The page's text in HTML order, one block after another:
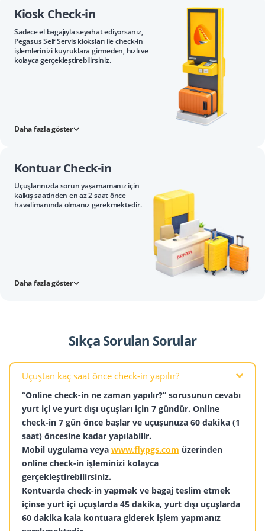
Kiosk Check-in
Sadece el bagajıyla seyahat ediyorsanız,
Pegasus Self Servis kioksları ile check-in
işlemlerinizi kuyruklara girmeden, hızlı ve
kolayca gerçekleştirebilirsiniz.
Daha fazla göster
Kontuar Check-in
Uçuşlarınızda sorun yaşamamanız için
kalkış saatinden en az 2 saat önce
havalimanında olmanız gerekmektedir.
Daha fazla göster
Sıkça Sorulan Sorular
Uçuştan kaç saat önce check-in yapılır?
“Online check-in ne zaman yapılır?” sorusunun cevabı
yurt içi ve yurt dışı uçuşları için 7 gündür. Online
check-in 7 gün önce başlar ve uçuşunuza 60 dakika (1
saat) öncesine kadar yapılabilir.
Mobil uygulama veya www.flypgs.com üzerinden
online check-in işleminizi kolayca
gerçekleştirebilirsiniz.
Kontuarda check-in yapmak ve bagaj teslim etmek
içinse yurt içi uçuşlarda 45 dakika, yurt dışı uçuşlarda
60 dakika kala kontuara giderek işlem yapmanız